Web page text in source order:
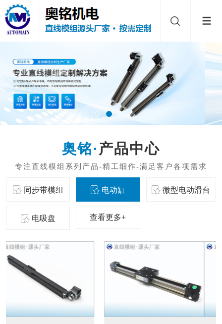
产品中心
同步带模组 电动缸 微型电动滑台
电吸盘 查看更多+